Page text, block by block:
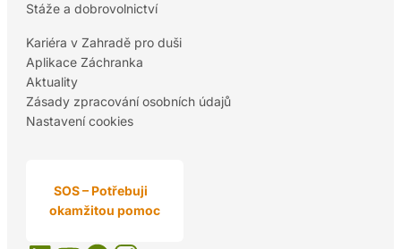
Stáže a dobrovolnictví
Kariéra v Zahradě pro duši
Aplikace Záchranka
Aktuality
Zásady zpracování osobních údajů
Nastavení cookies
SOS – Potřebuji
okamžitou pomoc